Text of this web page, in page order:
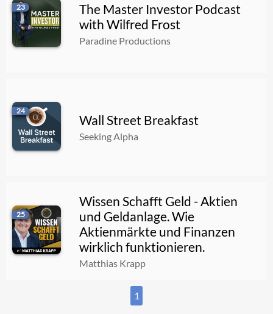
23
The Master Investor Podcast
with Wilfred Frost
Paradine Productions
24
Wall Street Breakfast
Seeking Alpha
25
Wissen Schafft Geld - Aktien
und Geldanlage. Wie
Aktienmärkte und Finanzen
wirklich funktionieren.
Matthias Krapp
1